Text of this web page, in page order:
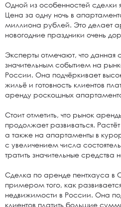
Одной из особенностей сделки
Цена за одну ночь в
миллиона рублей. Это делает
новогодние праздники очень
Эксперты отмечают, что данная
значительным событием на
России. Она подчёркивает
жильё и готовность клиентов
аренду роскошных
Стоит отметить, что рынок
продолжает развиваться.
а также на апартаменты в
с увеличением числа
тратить значительные средства
Сделка по аренде пентхауса в
примером того, как
недвижимости в России. Она
клиентов платить большие